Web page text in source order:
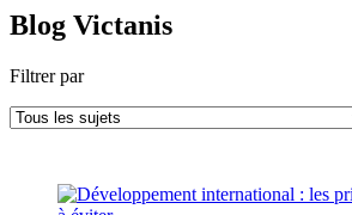
Blog Victanis
Filtrer par